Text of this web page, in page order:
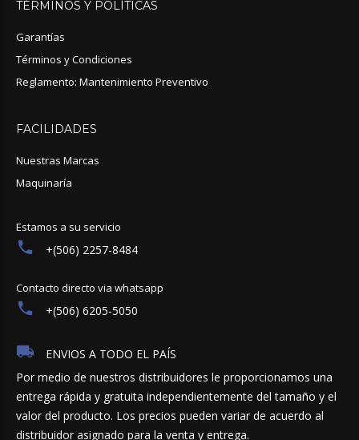
TÉRMINOS Y POLÍTICAS
Garantías
Términos y Condiciones
Reglamento: Mantenimiento Preventivo
FACILIDADES
Nuestras Marcas
Maquinaría
Estamos a su servicio
+(506) 2257-8484
Contacto directo via whatsapp
+(506) 6205-5050
ENVIOS A TODO EL PAÍS
Por medio de nuestros distribuidores le proporcionamos una
entrega rápida y gratuita independientemente del tamaño y el
valor del producto. Los precios pueden variar de acuerdo al
distribuidor asignado para la venta y entrega.